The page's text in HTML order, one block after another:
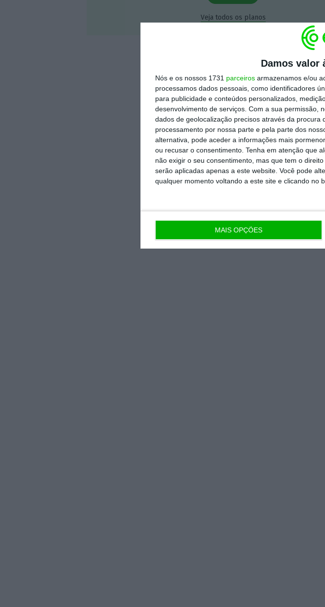
Damos valor
Nós e os nossos 1731 parceiros armazenamos e/ou
processamos dados pessoais, como identificadores
para publicidade e conteúdos personalizados,
desenvolvimento de serviços. Com a sua permissão,
dados de geolocalização precisos através da
processamento por nossa parte e pela parte dos
alternativa, pode aceder a informações mais
ou recusar o consentimento. Tenha em atenção que
não exigir o seu consentimento, mas que tem o
serão aplicadas apenas a este website. Você pode
qualquer momento voltando a este site e clicando no
MAIS OPÇÕES
Veja todos os planos